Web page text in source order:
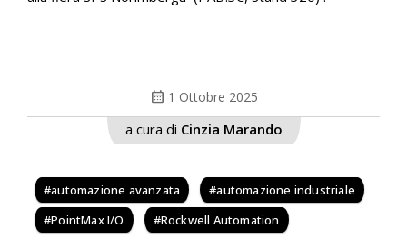
calendar_month 1 Ottobre 2025
a cura di Cinzia Marando
automazione avanzata
automazione industriale
PointMax I/O
Rockwell Automation